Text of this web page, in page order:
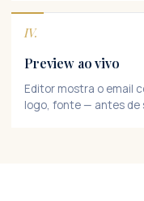
IV.
Preview ao vivo
Editor mostra o email
logo, fonte — antes de